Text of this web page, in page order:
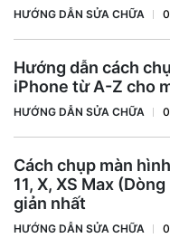
HƯỚNG DẪN SỬA CHỮA
Hướng dẫn cách
iPhone từ A-Z cho
HƯỚNG DẪN SỬA CHỮA
Cách chụp màn
11, X, XS Max
giản nhất
HƯỚNG DẪN SỬA CHỮA